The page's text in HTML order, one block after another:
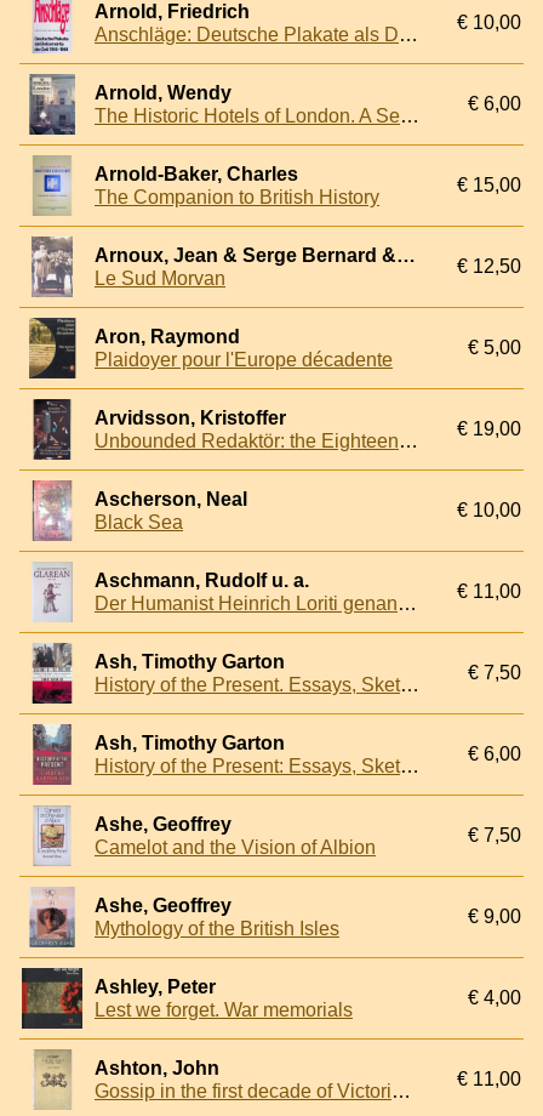
Arnold, Friedrich
Anschläge: Deutsche Plakate als Dokumente der Zeit 1900-1960. 122 Blatt in den Druck- und Papierfarben der Originale mit einem Anhang
€ 10,00
Arnold, Wendy
The Historic Hotels of London. A Select Guide
€ 6,00
Arnold-Baker, Charles
The Companion to British History
€ 15,00
Arnoux, Jean & Serge Bernard & Yves Ducroizet & Jacques Perraudin
Le Sud Morvan
€ 12,50
Aron, Raymond
Plaidoyer pour l'Europe décadente
€ 5,00
Arvidsson, Kristoffer
Unbounded Redaktör: the Eighteenth Century Mirrored by the Present
€ 19,00
Ascherson, Neal
Black Sea
€ 10,00
Aschmann, Rudolf u. a.
Der Humanist Heinrich Loriti genannt Glarean 1488-1563. Beiträge zu seinem Leben und Werk
€ 11,00
Ash, Timothy Garton
History of the Present. Essays, Sketches, and Dispatches from Europe in the 1990s
€ 7,50
Ash, Timothy Garton
History of the Present: Essays, Sketches and Despatches from Europe in the 1990s
€ 6,00
Ashe, Geoffrey
Camelot and the Vision of Albion
€ 7,50
Ashe, Geoffrey
Mythology of the British Isles
€ 9,00
Ashley, Peter
Lest we forget. War memorials
€ 4,00
Ashton, John
Gossip in the first decade of Victoria's Reign
€ 11,00